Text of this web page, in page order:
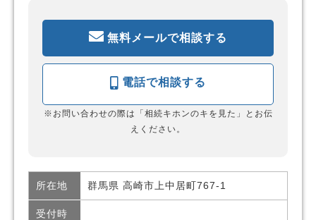
無料メールで相談する
電話で相談する
※お問い合わせの際は「相続キホンのキを見た」とお伝
えください。
所在地 群馬県 高崎市上中居町767-1
受付時